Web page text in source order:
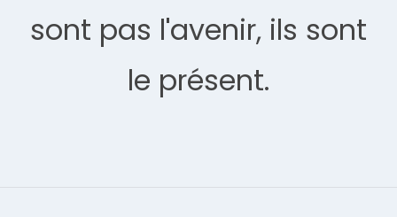
sont pas l'avenir, ils sont
le présent.